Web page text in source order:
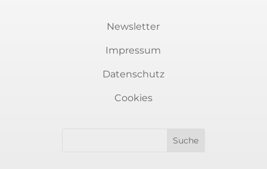
Newsletter
Impressum
Datenschutz
Cookies